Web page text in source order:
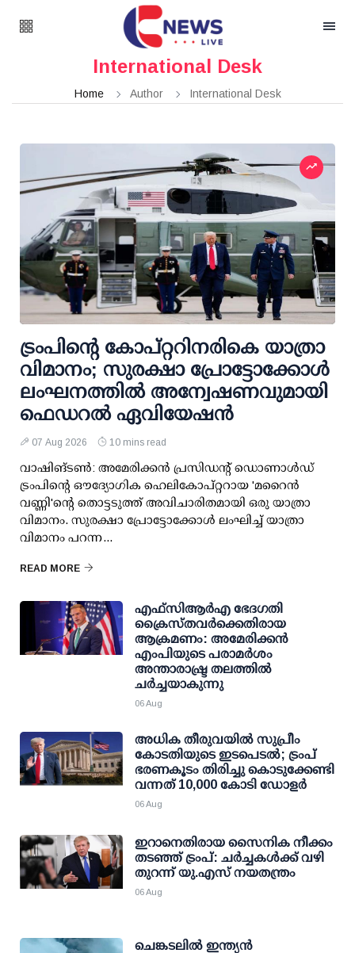
International Desk
Home Author International Desk
ട്രംപിന്റെ കോപ്റ്ററിനരികെ യാത്രാ
വിമാനം; സുരക്ഷാ പ്രോട്ടോക്കോള്‍
ലംഘനത്തില്‍ അന്വേഷണവുമായി
ഫെഡറല്‍ ഏവിയേഷന്‍
07 Aug 2026 10 mins read
വാഷിങ്ടണ്‍: അമേരിക്കന്‍ പ്രസിഡന്റ് ഡൊണാള്‍ഡ്
ട്രംപിന്റെ ഔദ്യോഗിക ഹെലികോപ്റ്ററായ 'മറൈന്‍
വണ്ണി'ന്റെ തൊട്ടടുത്ത് അവിചാരിതമായി ഒരു യാത്രാ
വിമാനം. സുരക്ഷാ പ്രോട്ടോക്കോള്‍ ലംഘിച്ച് യാത്രാ
വിമാനം പറന്ന...
READ MORE
എഫ്‌സി‌ആര്‍‌എ ഭേദഗതി
ക്രൈസ്തവർക്കെതിരായ
ആക്രമണം: അമേരിക്കൻ
എംപിയുടെ പരാമർശം
അന്താരാഷ്ട്ര തലത്തിൽ
ചർച്ചയാകുന്നു
06 Aug
അധിക തീരുവയില്‍ സുപ്രീം
കോടതിയുടെ ഇടപെടല്‍; ട്രംപ്
ഭരണകൂടം തിരിച്ചു കൊടുക്കേണ്ടി
വന്നത് 10,000 കോടി ഡോളര്‍
06 Aug
ഇറാനെതിരായ സൈനിക നീക്കം
തടഞ്ഞ് ട്രംപ്: ചര്‍ച്ചകള്‍ക്ക് വഴി
തുറന്ന് യു.എസ് നയതന്ത്രം
06 Aug
ചെങ്കടലില്‍ ഇന്ത്യന്‍